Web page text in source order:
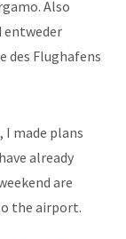
Also
entweder
des Flughafens
made plans
already
are
the airport.